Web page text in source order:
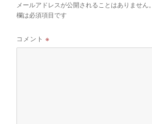
メールアドレスが公開されることはありません。
欄は必須項目です
コメント※